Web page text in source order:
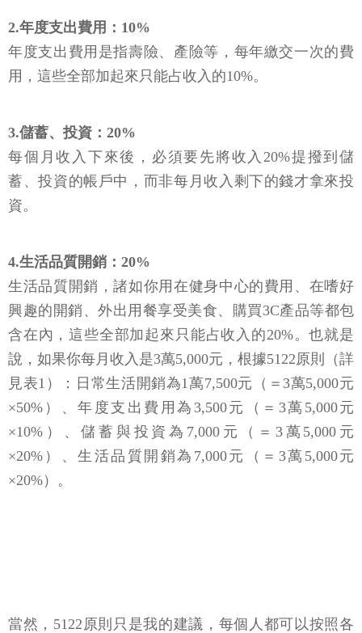
2.年度支出費用：10%
年度支出費用是指壽險、產險等，每年繳交一次的費
用，這些全部加起來只能占收入的10%。
3.儲蓄、投資：20%
每個月收入下來後，必須要先將收入20%提撥到儲
蓄、投資的帳戶中，而非每月收入剩下的錢才拿來投
資。
4.生活品質開銷：20%
生活品質開銷，諸如你用在健身中心的費用、在嗜好
興趣的開銷、外出用餐享受美食、購買3C產品等都包
含在內，這些全部加起來只能占收入的20%。也就是
說，如果你每月收入是3萬5,000元，根據5122原則（詳
見表1）：日常生活開銷為1萬7,500元（＝3萬5,000元
×50%）、年度支出費用為3,500元（＝3萬5,000元
×10%）、儲蓄與投資為7,000元（＝3萬5,000元
×20%）、生活品質開銷為7,000元（＝3萬5,000元
×20%）。
當然，5122原則只是我的建議，每個人都可以按照各